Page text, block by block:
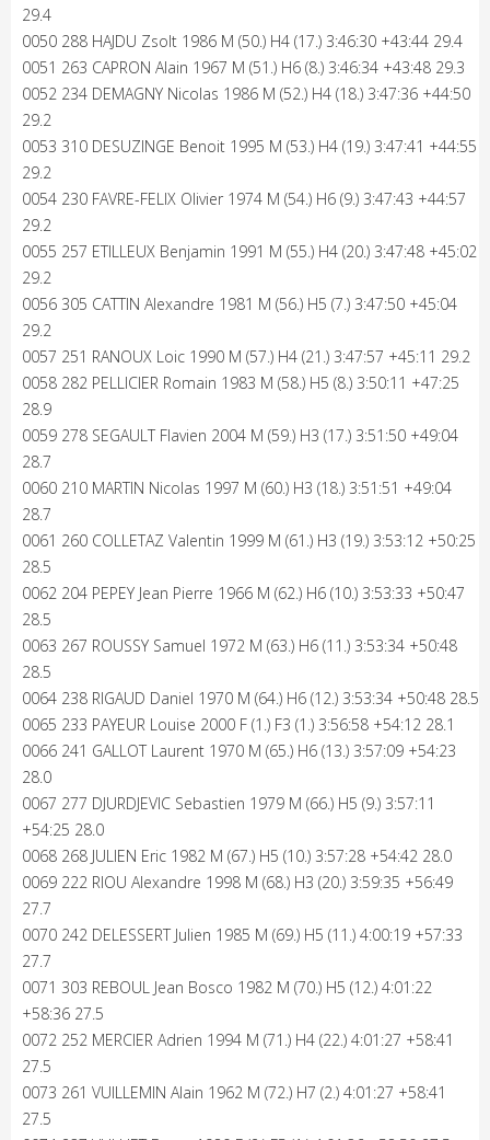
29.4
0050 288 HAJDU Zsolt 1986 M (50.) H4 (17.) 3:46:30 +43:44 29.4
0051 263 CAPRON Alain 1967 M (51.) H6 (8.) 3:46:34 +43:48 29.3
0052 234 DEMAGNY Nicolas 1986 M (52.) H4 (18.) 3:47:36 +44:50
29.2
0053 310 DESUZINGE Benoit 1995 M (53.) H4 (19.) 3:47:41 +44:55
29.2
0054 230 FAVRE-FELIX Olivier 1974 M (54.) H6 (9.) 3:47:43 +44:57
29.2
0055 257 ETILLEUX Benjamin 1991 M (55.) H4 (20.) 3:47:48 +45:02
29.2
0056 305 CATTIN Alexandre 1981 M (56.) H5 (7.) 3:47:50 +45:04
29.2
0057 251 RANOUX Loic 1990 M (57.) H4 (21.) 3:47:57 +45:11 29.2
0058 282 PELLICIER Romain 1983 M (58.) H5 (8.) 3:50:11 +47:25
28.9
0059 278 SEGAULT Flavien 2004 M (59.) H3 (17.) 3:51:50 +49:04
28.7
0060 210 MARTIN Nicolas 1997 M (60.) H3 (18.) 3:51:51 +49:04
28.7
0061 260 COLLETAZ Valentin 1999 M (61.) H3 (19.) 3:53:12 +50:25
28.5
0062 204 PEPEY Jean Pierre 1966 M (62.) H6 (10.) 3:53:33 +50:47
28.5
0063 267 ROUSSY Samuel 1972 M (63.) H6 (11.) 3:53:34 +50:48
28.5
0064 238 RIGAUD Daniel 1970 M (64.) H6 (12.) 3:53:34 +50:48 28.5
0065 233 PAYEUR Louise 2000 F (1.) F3 (1.) 3:56:58 +54:12 28.1
0066 241 GALLOT Laurent 1970 M (65.) H6 (13.) 3:57:09 +54:23
28.0
0067 277 DJURDJEVIC Sebastien 1979 M (66.) H5 (9.) 3:57:11
+54:25 28.0
0068 268 JULIEN Eric 1982 M (67.) H5 (10.) 3:57:28 +54:42 28.0
0069 222 RIOU Alexandre 1998 M (68.) H3 (20.) 3:59:35 +56:49
27.7
0070 242 DELESSERT Julien 1985 M (69.) H5 (11.) 4:00:19 +57:33
27.7
0071 303 REBOUL Jean Bosco 1982 M (70.) H5 (12.) 4:01:22
+58:36 27.5
0072 252 MERCIER Adrien 1994 M (71.) H4 (22.) 4:01:27 +58:41
27.5
0073 261 VUILLEMIN Alain 1962 M (72.) H7 (2.) 4:01:27 +58:41
27.5